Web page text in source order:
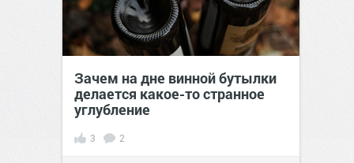
Зачем на дне винной бутылки
делается какое-то странное
углубление
3 2